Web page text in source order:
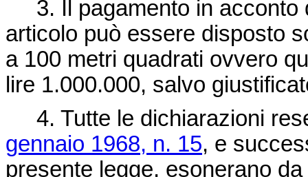
3. Il pagamento in acconto
articolo può essere disposto
a 100 metri quadrati ovvero
lire 1.000.000, salvo
4. Tutte le dichiarazioni
gennaio 1968, n. 15, e
presente legge, esonerano